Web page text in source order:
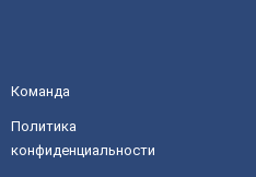
Команда
Политика
конфиденциальности